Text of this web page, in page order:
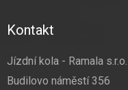
Kontakt
Jízdní kola - Ramala s.r.o.
Budilovo náměstí 356